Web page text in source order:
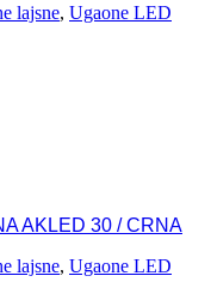
lajsne, Ugaone LED
AKLED 30 / CRNA
lajsne, Ugaone LED